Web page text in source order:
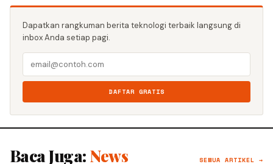
Dapatkan rangkuman berita teknologi terbaik langsung di
inbox Anda setiap pagi.
DAFTAR GRATIS
Baca Juga: News SEMUA ARTIKEL →